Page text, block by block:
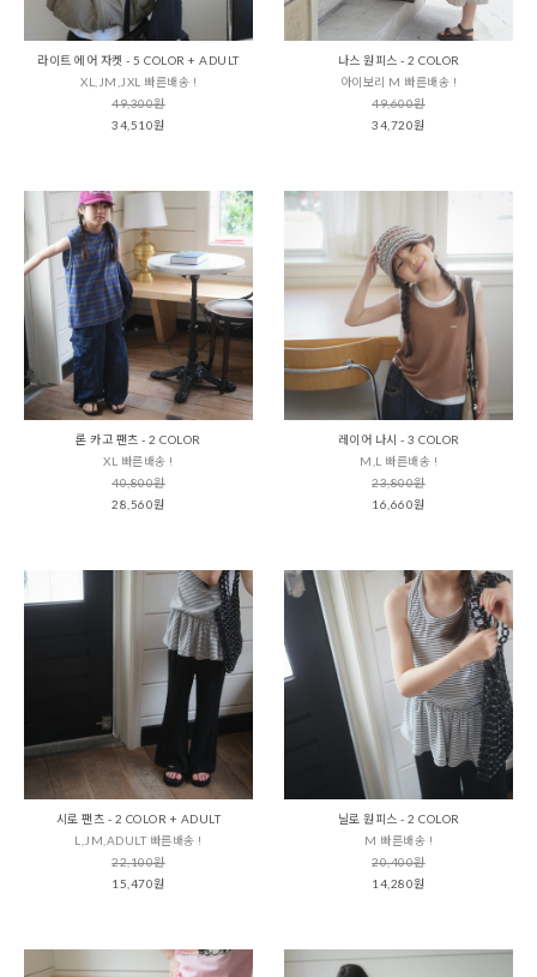
라이트 에어 자켓 - 5 COLOR + ADULT
XL,JM,JXL 빠른배송 !
49,300원
34,510원
나스 원피스 - 2 COLOR
아이보리 M 빠른배송 !
49,600원
34,720원
론 카고 팬츠 - 2 COLOR
XL 빠른배송 !
40,800원
28,560원
레이어 나시 - 3 COLOR
M,L 빠른배송 !
23,800원
16,660원
시로 팬츠 - 2 COLOR + ADULT
L,JM,ADULT 빠른배송 !
22,100원
15,470원
닐로 원피스 - 2 COLOR
M 빠른배송 !
20,400원
14,280원